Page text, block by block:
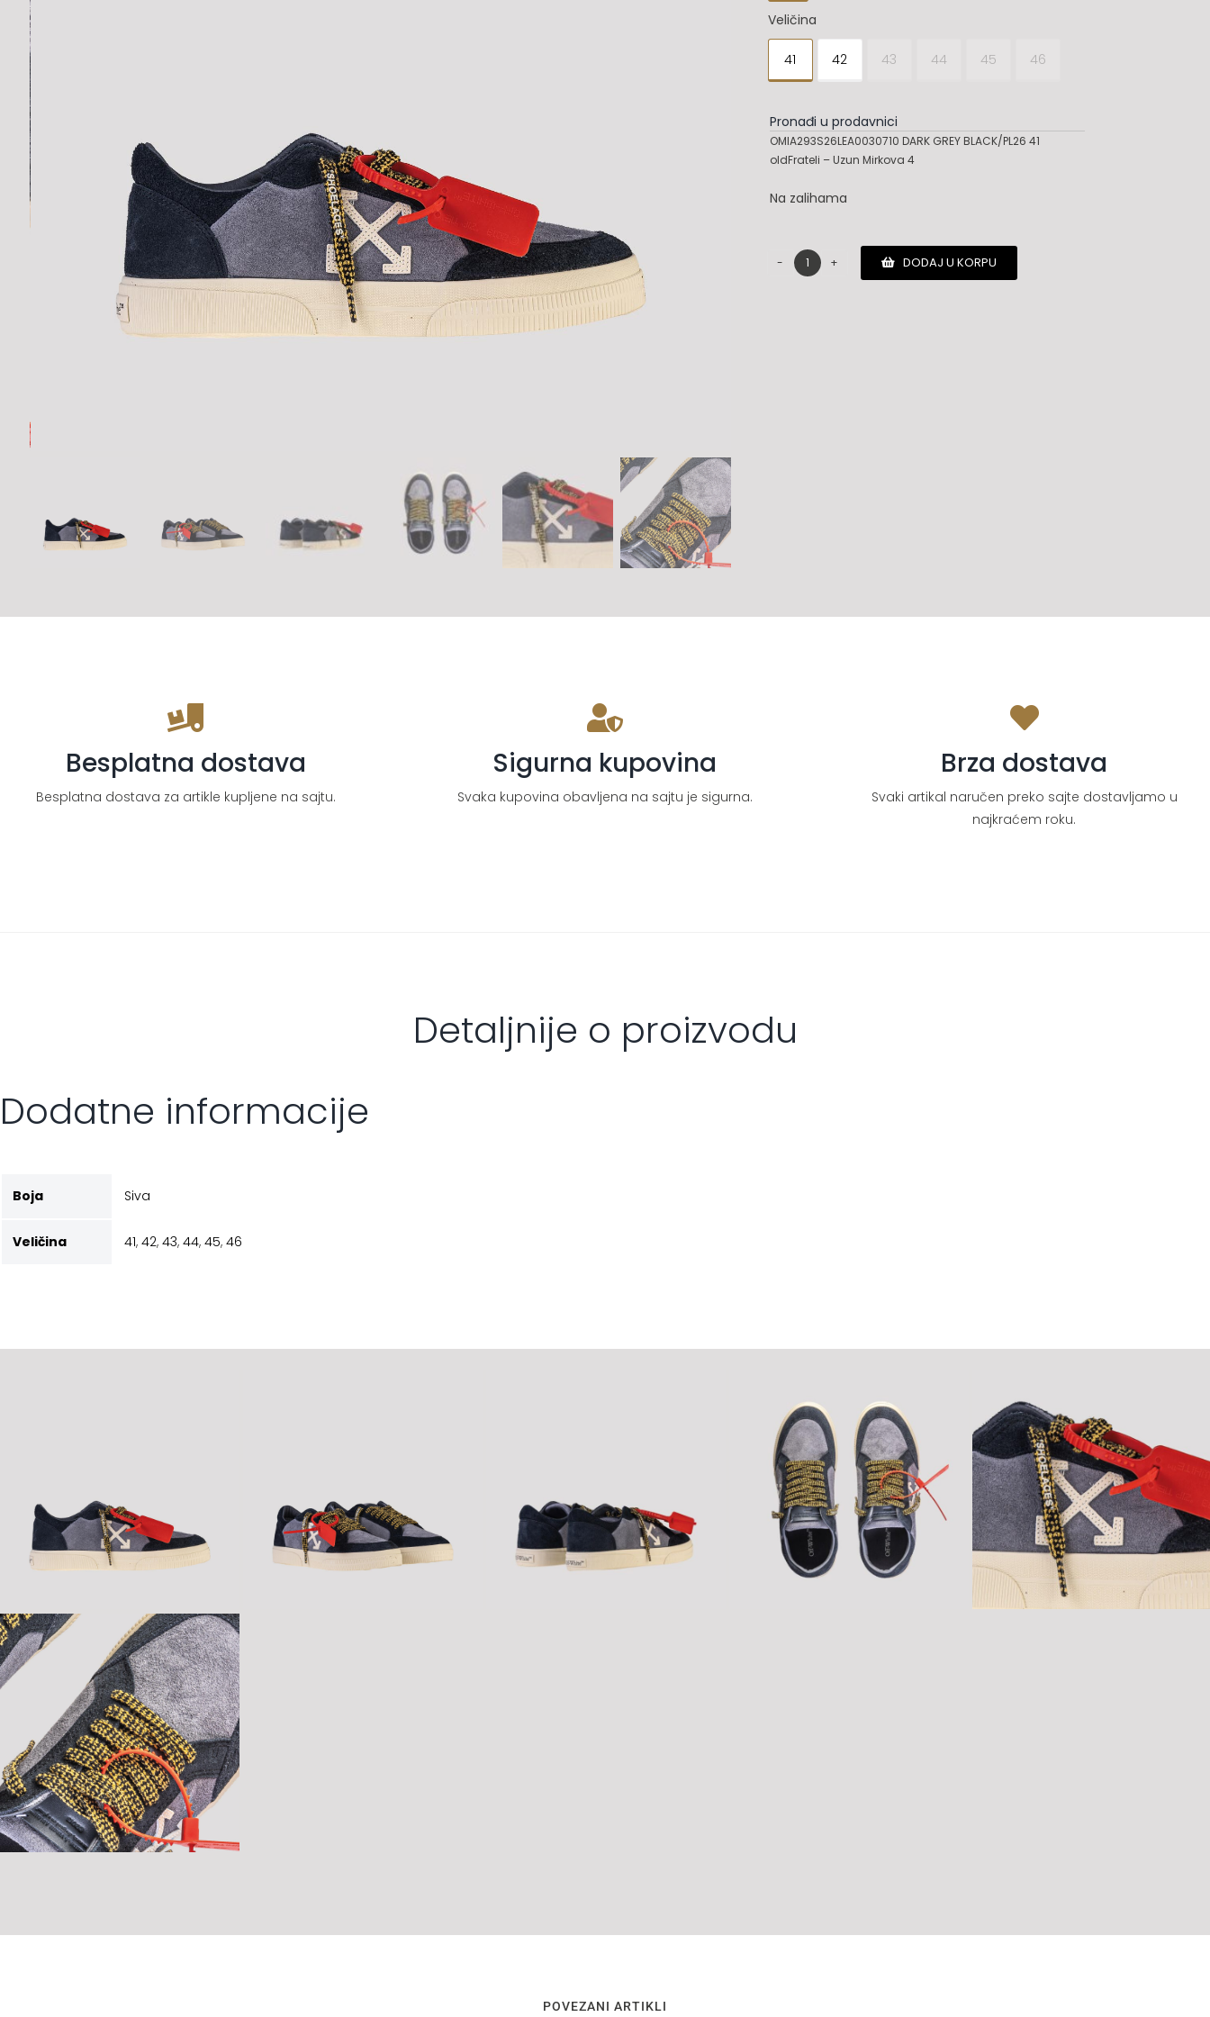
Veličina
41 42 43 44 45 46
Pronađi u prodavnici
OMIA293S26LEA0030710 DARK GREY BLACK/PL26 41
oldFrateli – Uzun Mirkova 4
Na zalihama
Off-
DODAJ U KORPU
Besplatna dostava
Besplatna dostava za artikle kupljene na sajtu.
Sigurna kupovina
Svaka kupovina obavljena na sajtu je sigurna.
Brza dostava
Svaki artikal naručen preko sajte dostavljamo u
najkraćem roku.
Detaljnije o proizvodu
Dodatne informacije
Boja Siva
Veličina 41, 42, 43, 44, 45, 46
POVEZANI ARTIKLI